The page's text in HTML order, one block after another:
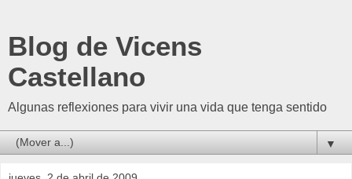
Blog de Vicens
Castellano
Algunas reflexiones para vivir una vida que tenga sentido
▼